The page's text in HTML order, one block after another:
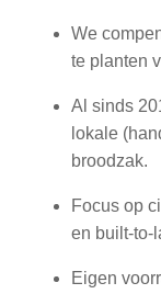
We
te planten
Al sinds
lokale
broodzak.
Focus op
en built-to-
Eigen